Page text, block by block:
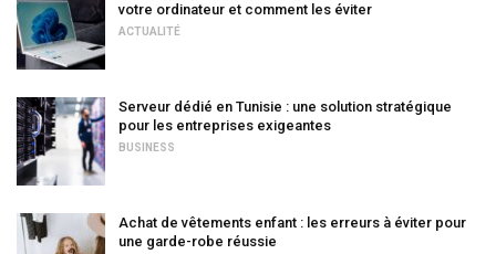
votre ordinateur et comment les éviter
ACTUALITÉ
Serveur dédié en Tunisie : une solution stratégique
pour les entreprises exigeantes
BUSINESS
Achat de vêtements enfant : les erreurs à éviter pour
une garde-robe réussie